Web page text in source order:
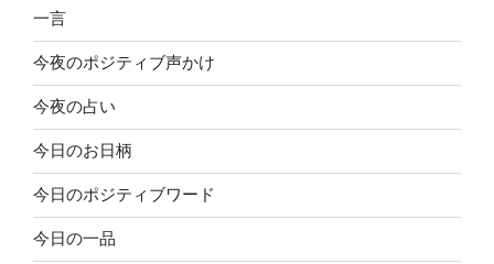
一言
今夜のポジティブ声かけ
今夜の占い
今日のお日柄
今日のポジティブワード
今日の一品